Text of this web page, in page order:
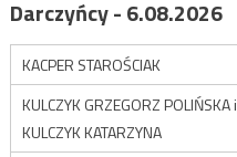
Darczyńcy - 6.08.2026
KACPER STAROŚCIAK
KULCZYK GRZEGORZ POLIŃSKA i
KULCZYK KATARZYNA